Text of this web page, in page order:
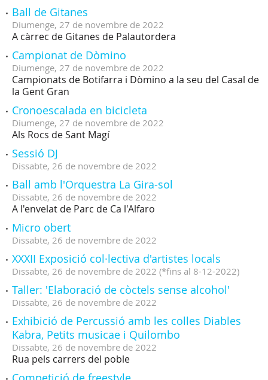
Ball de Gitanes
Diumenge, 27 de novembre de 2022
A càrrec de Gitanes de Palautordera
Campionat de Dòmino
Diumenge, 27 de novembre de 2022
Campionats de Botifarra i Dòmino a la seu del Casal de
la Gent Gran
Cronoescalada en bicicleta
Diumenge, 27 de novembre de 2022
Als Rocs de Sant Magí
Sessió DJ
Dissabte, 26 de novembre de 2022
Ball amb l'Orquestra La Gira-sol
Dissabte, 26 de novembre de 2022
A l'envelat de Parc de Ca l'Alfaro
Micro obert
Dissabte, 26 de novembre de 2022
XXXII Exposició col·lectiva d'artistes locals
Dissabte, 26 de novembre de 2022 (*fins al 8-12-2022)
Taller: 'Elaboració de còctels sense alcohol'
Dissabte, 26 de novembre de 2022
Exhibició de Percussió amb les colles Diables
Kabra, Petits musicae i Quilombo
Dissabte, 26 de novembre de 2022
Rua pels carrers del poble